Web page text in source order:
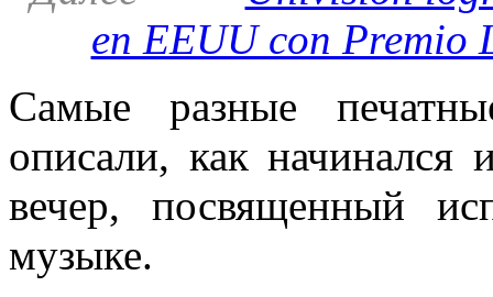
en EEUU con Premio
Самые разные
описали, как начинался
вечер, посвященный
музыке.